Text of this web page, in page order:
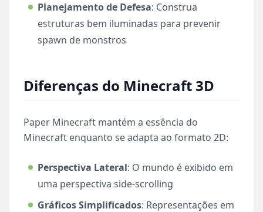
Planejamento de Defesa: Construa
estruturas bem iluminadas para prevenir
spawn de monstros
Diferenças do Minecraft 3D
Paper Minecraft mantém a essência do
Minecraft enquanto se adapta ao formato 2D:
Perspectiva Lateral: O mundo é exibido em
uma perspectiva side-scrolling
Gráficos Simplificados: Representações em